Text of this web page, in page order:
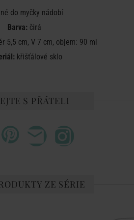
do myčky nádobí
Barva:čirá
5,5 cm, V 7 cm, objem: 90 ml
křišťálové sklo
S PŘÁTELI
ZE SÉRIE